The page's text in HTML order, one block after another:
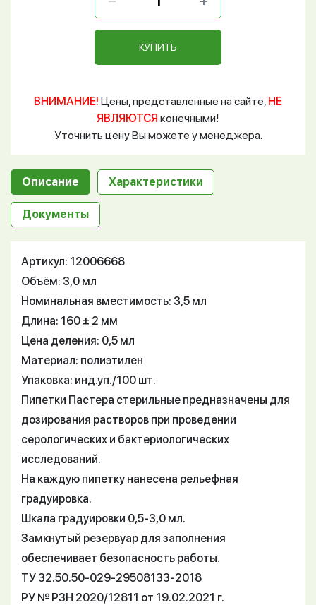
КУПИТЬ
ВНИМАНИЕ! Цены, представленные на сайте, НЕ
ЯВЛЯЮТСЯ конечными!
Уточнить цену Вы можете у менеджера.
Описание Характеристики
Документы
Артикул: 12006668
Объём: 3,0 мл
Номинальная вместимость: 3,5 мл
Длина: 160 ± 2 мм
Цена деления: 0,5 мл
Материал: полиэтилен
Упаковка: инд.уп./100 шт.
Пипетки Пастера стерильные предназначены для
дозирования растворов при проведении
серологических и бактериологических
исследований.
На каждую пипетку нанесена рельефная
градуировка.
Шкала градуировки 0,5-3,0 мл.
Замкнутый резервуар для заполнения
обеспечивает безопасность работы.
ТУ 32.50.50-029-29508133-2018
РУ № РЗН 2020/12811 от 19.02.2021 г.